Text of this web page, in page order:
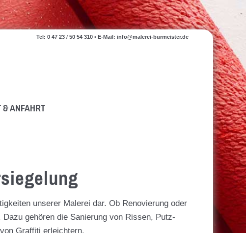
Tel: 0 47 23 / 50 54 310 • E-Mail: info@malerei-burmeister.de
ANFAHRT
unserer Malerei dar. Ob Renovierung oder
gehören die Sanierung von Rissen, Putz-
Graffiti erleichtern.